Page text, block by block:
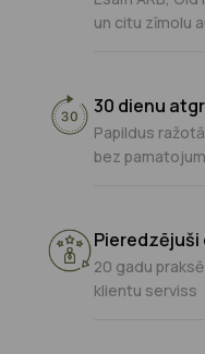
un citu zīmolu
30 dienu
Papildus
bez
Pieredzējuši
20 gadu
klientu serviss